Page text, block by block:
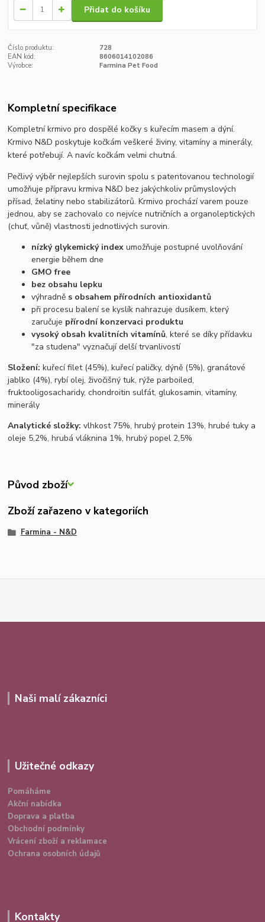
Přidat do košíku
Číslo produktu:
728
EAN kód:
8606014102086
Výrobce:
Farmina Pet Food
Kompletní specifikace
Kompletní krmivo pro dospělé kočky s kuřecím masem a dýní.
Krmivo N&D poskytuje kočkám veškeré živiny, vitamíny a minerály,
které potřebují. A navíc kočkám velmi chutná.
Pečlivý výběr nejlepších surovin spolu s patentovanou technologií
umožňuje přípravu krmiva N&D bez jakýchkoliv průmyslových
přísad, želatiny nebo stabilizátorů.Krmivo prochází varem pouze
jednou, aby se zachovalo co nejvíce nutričních a organoleptických
(chuť, vůně) vlastnosti jednotlivých surovin.
nízký glykemický index umožňuje postupné uvolňování
energie během dne
GMO free
bez obsahu lepku
výhradně s obsahem přírodních antioxidantů
při procesu balení se kyslík nahrazuje dusíkem, který
zaručuje přírodní konzervaci produktu
vysoký obsah kvalitních vitamínů, které se díky přídavku
"za studena" vyznačují delší trvanlivostí
Složení: kuřecí filet (45%), kuřecí paličky, dýně (5%), granátové
jablko (4%), rybí olej, živočišný tuk, rýže parboiled,
fruktooligosacharidy, chondroitin sulfát, glukosamin, vitamíny,
minerály
Analytické složky:vlhkost 75%, hrubý protein 13%, hrubé tuky a
oleje 5,2%, hrubá vláknina 1%, hrubý popel 2,5%
Původ zboží
Zboží zařazeno v kategoriích
Farmina - N&D
Naši malí zákazníci
Užitečné odkazy
Pomáháme
Akční nabídka
Doprava a platba
Obchodní podmínky
Vrácení zboží a reklamace
Ochrana osobních údajů
Kontakty